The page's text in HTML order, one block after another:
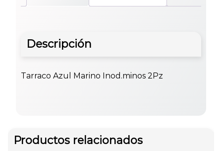
Descripción
Tarraco Azul Marino Inod.minos 2Pz
Productos relacionados